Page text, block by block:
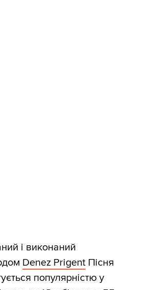
і виконаний
Denez Prigent Пісня
популярністю у